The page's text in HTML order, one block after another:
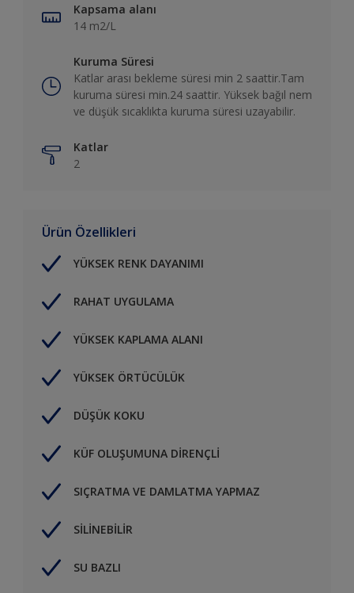
Kapsama alanı
14 m2/L
Kuruma Süresi
Katlar arası bekleme süresi min 2 saattir.Tam
kuruma süresi min.24 saattir. Yüksek bağıl nem
ve düşük sıcaklıkta kuruma süresi uzayabilir.
Katlar
2
Ürün Özellikleri
YÜKSEK RENK DAYANIMI
RAHAT UYGULAMA
YÜKSEK KAPLAMA ALANI
YÜKSEK ÖRTÜCÜLÜK
DÜŞÜK KOKU
KÜF OLUŞUMUNA DİRENÇLİ
SIÇRATMA VE DAMLATMA YAPMAZ
SİLİNEBİLİR
SU BAZLI